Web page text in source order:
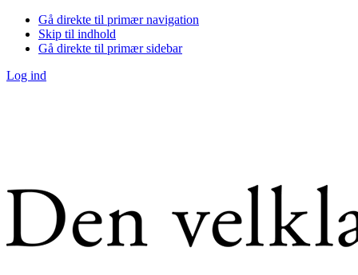
Gå direkte til primær navigation
Skip til indhold
Gå direkte til primær sidebar
Log ind